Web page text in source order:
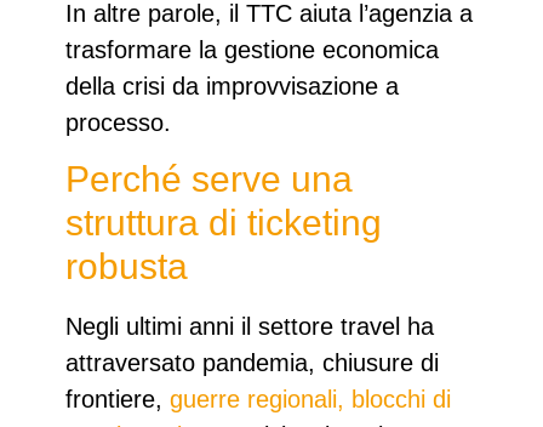
In altre parole, il TTC aiuta l’agenzia a
trasformare la gestione economica
della crisi da improvvisazione a
processo.
Perché serve una
struttura di ticketing
robusta
Negli ultimi anni il settore travel ha
attraversato pandemia, chiusure di
frontiere, guerre regionali, blocchi di